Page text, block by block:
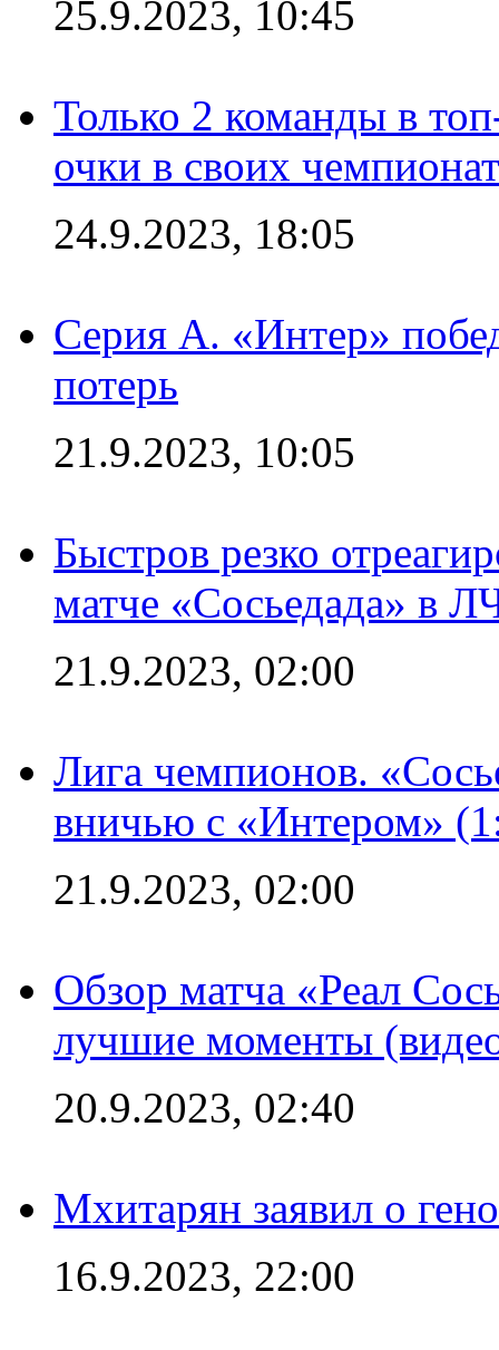
25.9.2023, 10:45
Только 2 команды в
очки в своих
24.9.2023, 18:05
Серия А. «Интер»
потерь
21.9.2023, 10:05
Быстров резко
матче «Сосьедада» в
21.9.2023, 02:00
Лига чемпионов.
вничью с «Интером»
21.9.2023, 02:00
Обзор матча «Реал
лучшие моменты
20.9.2023, 02:40
Мхитарян заявил о
16.9.2023, 22:00